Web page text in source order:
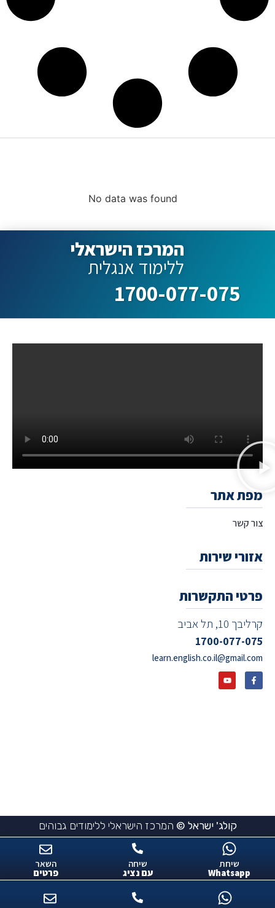
No data was found
המרכז הישראלי
ללימוד אנגלית
1700-077-075
מפת אתר
צור קשר
אזורי שירות
פרטי התקשרות
קרליבך 10, תל אביב
1700-077-075
learn.english.co.il@gmail.com
קולג' ישראל © המרכז הישראלי ללימודים גבוהים
שיחת
Whatsapp
שיחה
עם נציג
השאר
פרטים